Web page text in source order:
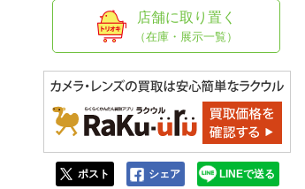
店舗に取り置く
（在庫・展示一覧）
ポスト シェア LINEで送る